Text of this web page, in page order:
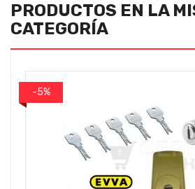
PRODUCTOS EN LA
CATEGORÍA
-5%